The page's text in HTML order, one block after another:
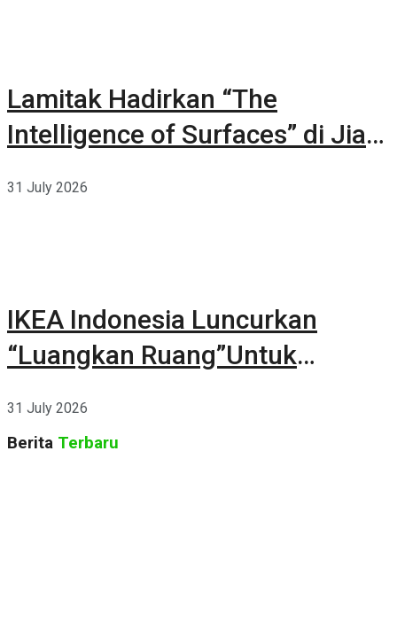
Lamitak Hadirkan “The
Intelligence of Surfaces” di Jia
31 July 2026
IKEA Indonesia Luncurkan
“Luangkan Ruang”Untuk
31 July 2026
Berita Terbaru